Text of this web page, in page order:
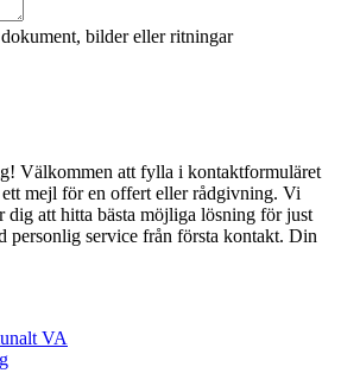
bilder eller ritningar
Välkommen att fylla i kontaktformuläret
mejl för en offert eller rådgivning. Vi
dig att hitta bästa möjliga lösning för just
personlig service från första kontakt. Din
VA